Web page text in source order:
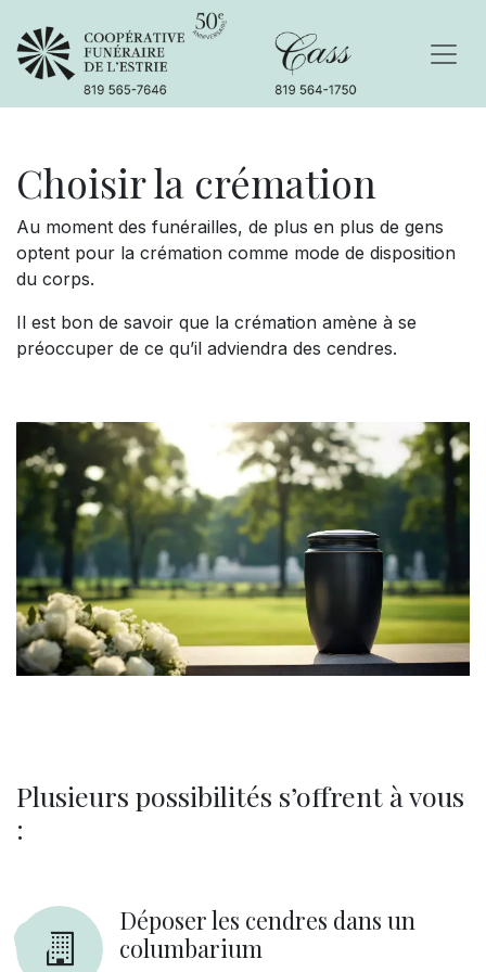
Choisir la crémation
Au moment des funérailles, de plus en plus de gens
optent pour la crémation comme mode de disposition
du corps.
Il est bon de savoir que la crémation amène à se
préoccuper de ce qu’il adviendra des cendres.
Plusieurs possibilités s’offrent à vous
:
Déposer les cendres dans un
columbarium